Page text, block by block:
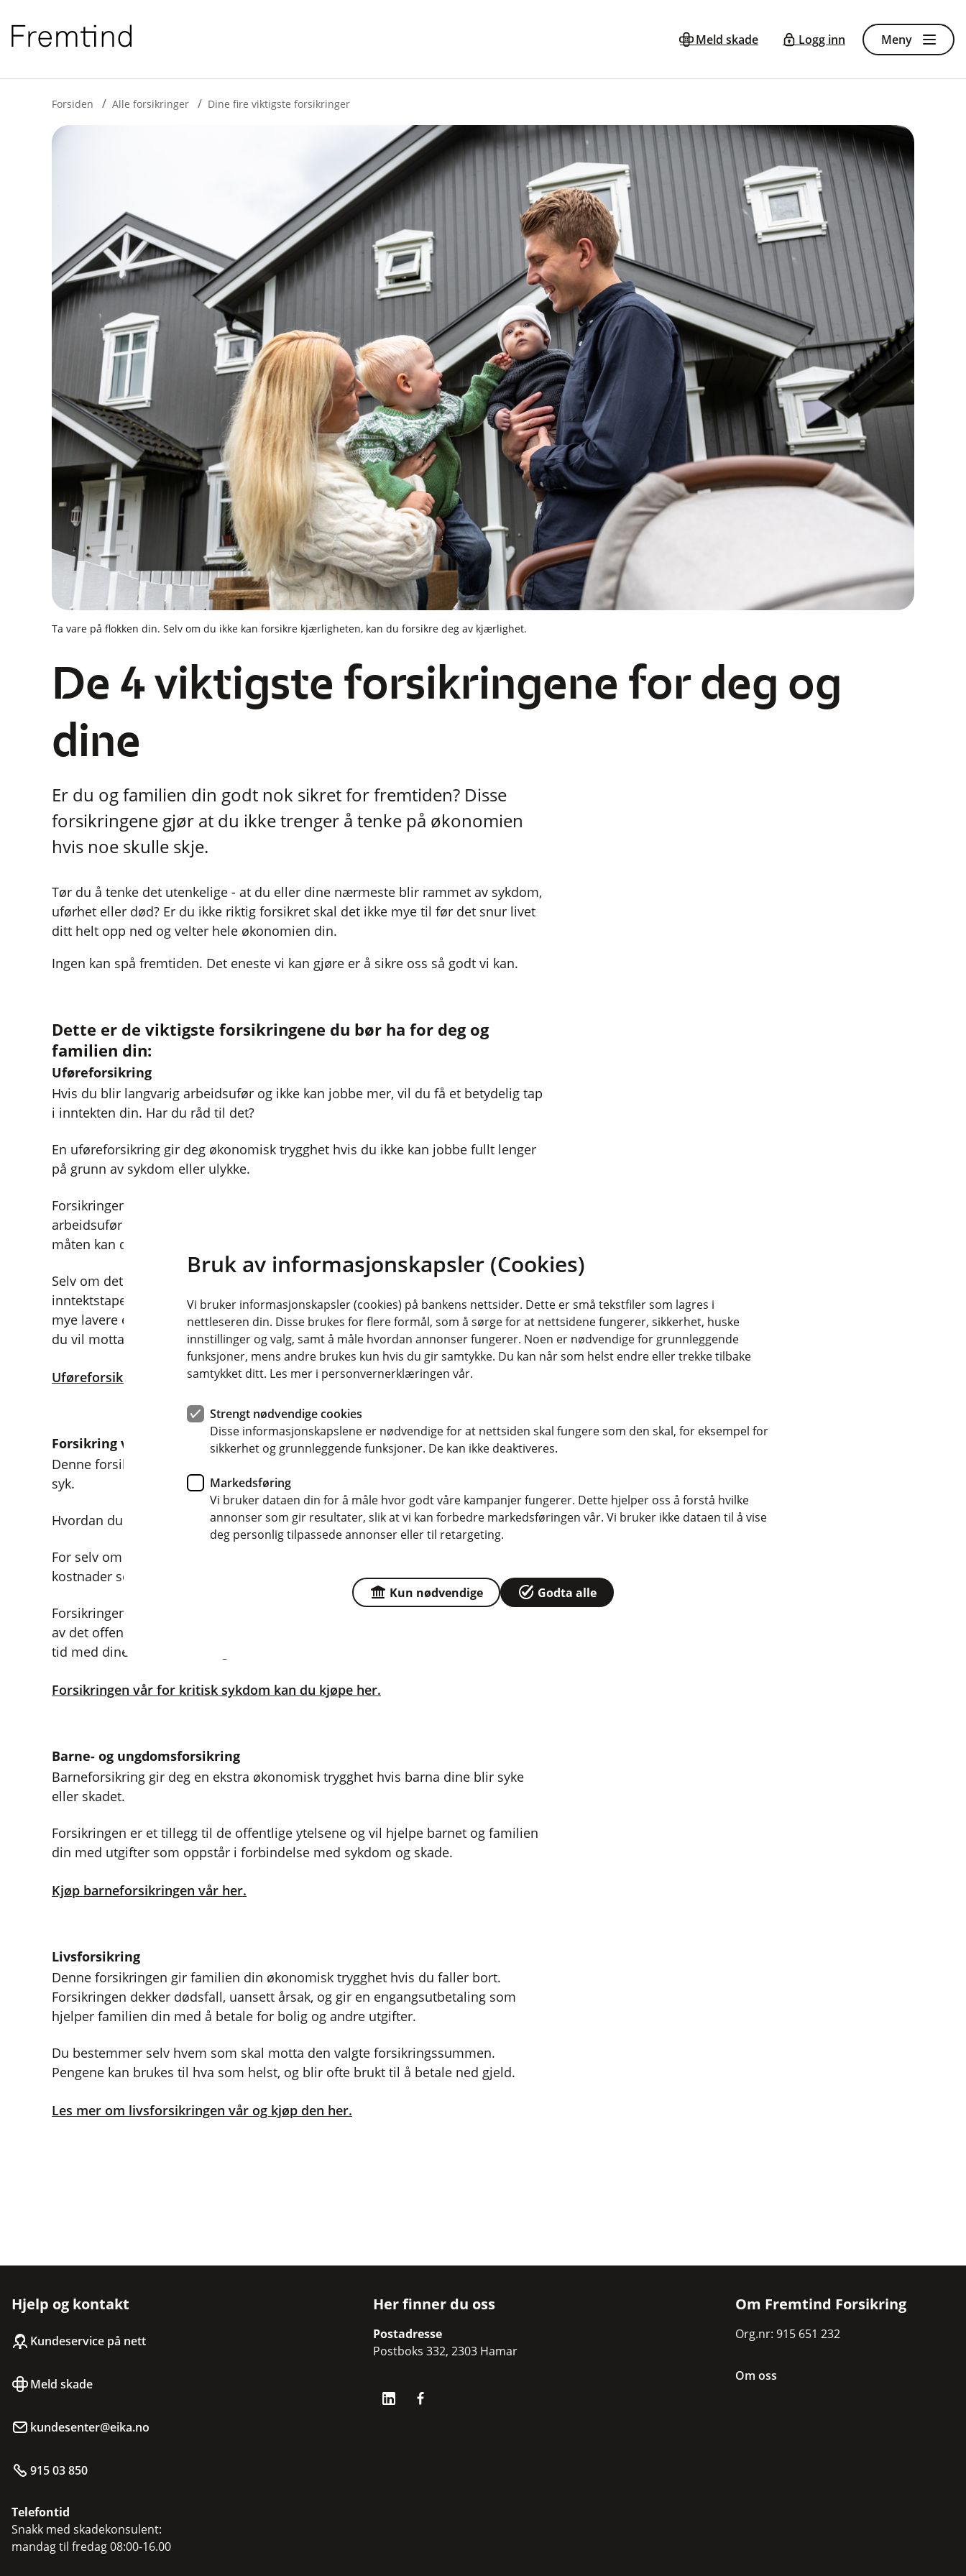
Meld skade Logg inn Meny
Forsiden Alle forsikringer Dine fire viktigste forsikringer
Ta vare på flokken din. Selv om du ikke kan forsikre kjærligheten, kan du forsikre deg av kjærlighet.
De 4 viktigste forsikringene for deg og
dine
Er du og familien din godt nok sikret for fremtiden? Disse
forsikringene gjør at du ikke trenger å tenke på økonomien
hvis noe skulle skje.
Tør du å tenke det utenkelige - at du eller dine nærmeste blir rammet av sykdom,
uførhet eller død? Er du ikke riktig forsikret skal det ikke mye til før det snur livet
ditt helt opp ned og velter hele økonomien din.
Ingen kan spå fremtiden. Det eneste vi kan gjøre er å sikre oss så godt vi kan.
Dette er de viktigste forsikringene du bør ha for deg og
familien din:
Uføreforsikring
Hvis du blir langvarig arbeidsufør og ikke kan jobbe mer, vil du få et betydelig tap
i inntekten din. Har du råd til det?
En uføreforsikring gir deg økonomisk trygghet hvis du ikke kan jobbe fullt lenger
på grunn av sykdom eller ulykke.
Forsikringen kompenserer for noe av den tapte inntekten din hvis du blir
arbeidsufør og dekker utgiftene dine mens du er ute av stand til å jobbe. På den
måten kan du opprettholde den levestandarden du er vant til.
Selv om det offentlige helsevesenet i Norge er godt utviklet og dekker noe av
inntektstapet ved uførhet, vil du oppleve at uføretrygden du mottar fra NAV er
mye lavere enn lønnen du er vant til. Men med en uføreforsikring får du mer enn
du vil motta fra NAV.
Uføreforsikringen vår kan du kjøpe her.
Forsikring ved kritisk sykdom
Denne forsikringen gir deg en skattefri engangsutbetaling hvis du blir alvorlig
syk.
Hvordan du bruker pengene er helt opp til deg.
For selv om helsevesenet i Norge tilbyr en god behandling, kan det fortsatt være
kostnader som ikke dekkes av det offentlige.
Forsikringen kan for eksempel brukes til å betale for behandling som ikke dekkes
av det offentlige eller til å nedbetale gjeld. Eller kanskje ønsker du å tilbringe mer
tid med dine nærmeste? Valget er ditt.
Forsikringen vår for kritisk sykdom kan du kjøpe her.
Barne- og ungdomsforsikring
Barneforsikring gir deg en ekstra økonomisk trygghet hvis barna dine blir syke
eller skadet.
Forsikringen er et tillegg til de offentlige ytelsene og vil hjelpe barnet og familien
din med utgifter som oppstår i forbindelse med sykdom og skade.
Kjøp barneforsikringen vår her.
Livsforsikring
Denne forsikringen gir familien din økonomisk trygghet hvis du faller bort.
Forsikringen dekker dødsfall, uansett årsak, og gir en engangsutbetaling som
hjelper familien din med å betale for bolig og andre utgifter.
Du bestemmer selv hvem som skal motta den valgte forsikringssummen.
Pengene kan brukes til hva som helst, og blir ofte brukt til å betale ned gjeld.
Les mer om livsforsikringen vår og kjøp den her.
Hjelp og kontakt
Kundeservice på nett
Meld skade
kundesenter@eika.no
915 03 850
Telefontid
Snakk med skadekonsulent:
mandag til fredag 08:00-16.00
Her finner du oss
Postadresse
Postboks 332, 2303 Hamar
Om Fremtind Forsikring
Org.nr: 915 651 232
Om oss
Bruk av informasjonskapsler (Cookies)
Vi bruker informasjonskapsler (cookies) på bankens nettsider. Dette er små tekstfiler som lagres i
nettleseren din. Disse brukes for flere formål, som å sørge for at nettsidene fungerer, sikkerhet, huske
innstillinger og valg, samt å måle hvordan annonser fungerer. Noen er nødvendige for grunnleggende
funksjoner, mens andre brukes kun hvis du gir samtykke. Du kan når som helst endre eller trekke tilbake
samtykket ditt. Les mer i personvernerklæringen vår.
Strengt nødvendige cookies
Disse informasjonskapslene er nødvendige for at nettsiden skal fungere som den skal, for eksempel for
sikkerhet og grunnleggende funksjoner. De kan ikke deaktiveres.
Markedsføring
Vi bruker dataen din for å måle hvor godt våre kampanjer fungerer. Dette hjelper oss å forstå hvilke
annonser som gir resultater, slik at vi kan forbedre markedsføringen vår. Vi bruker ikke dataen til å vise
deg personlig tilpassede annonser eller til retargeting.
Kun nødvendige Godta alle